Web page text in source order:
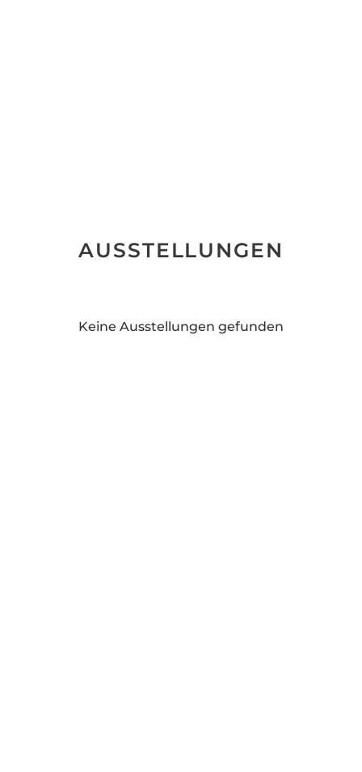
AUSSTELLUNGEN
Keine Ausstellungen gefunden